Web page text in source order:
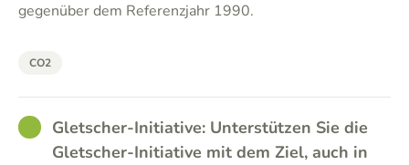
gegenüber dem Referenzjahr 1990.
CO2
GOODGletscher-Initiative: Unterstützen Sie die
Gletscher-Initiative mit dem Ziel, auch in